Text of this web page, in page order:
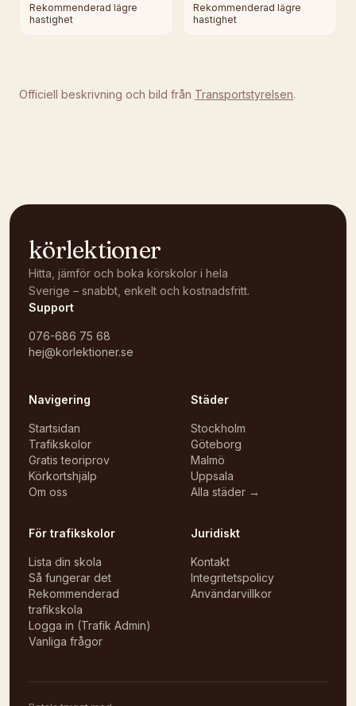
Rekommenderad lägre
hastighet
Rekommenderad lägre
hastighet
Officiell beskrivning och bild från Transportstyrelsen.
körlektioner
Hitta, jämför och boka körskolor i hela
Sverige – snabbt, enkelt och kostnadsfritt.
Support
076-686 75 68
hej@korlektioner.se
Navigering
Startsidan
Trafikskolor
Gratis teoriprov
Körkortshjälp
Om oss
Städer
Stockholm
Göteborg
Malmö
Uppsala
Alla städer →
För trafikskolor
Lista din skola
Så fungerar det
Rekommenderad
trafikskola
Logga in (Trafik Admin)
Vanliga frågor
Juridiskt
Kontakt
Integritetspolicy
Användarvillkor